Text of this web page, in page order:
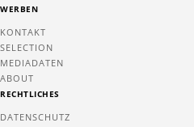
WERBEN
KONTAKT
SELECTION
MEDIADATEN
ABOUT
RECHTLICHES
DATENSCHUTZ